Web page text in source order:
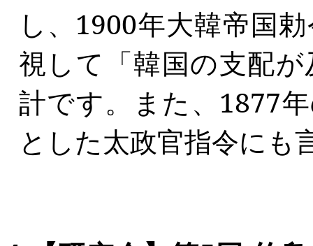
し、 1900年大韓帝国
視して「韓国の支配
計です。また、 1877
とした太政官指令にも